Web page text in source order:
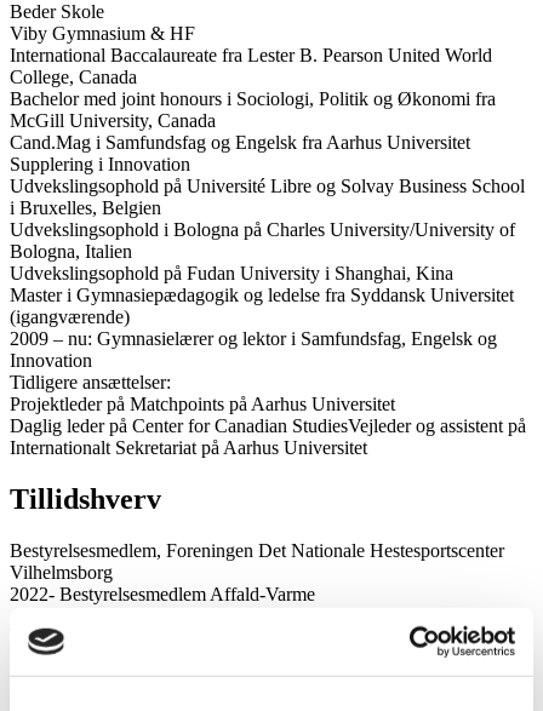
Beder Skole
Viby Gymnasium & HF
International Baccalaureate fra Lester B. Pearson United World
College, Canada
Bachelor med joint honours i Sociologi, Politik og Økonomi fra
McGill University, Canada
Cand.Mag i Samfundsfag og Engelsk fra Aarhus Universitet
Supplering i Innovation
Udvekslingsophold på Université Libre og Solvay Business School
i Bruxelles, Belgien
Udvekslingsophold i Bologna på Charles University/University of
Bologna, Italien
Udvekslingsophold på Fudan University i Shanghai, Kina
Master i Gymnasiepædagogik og ledelse fra Syddansk Universitet
(igangværende)
2009 – nu: Gymnasielærer og lektor i Samfundsfag, Engelsk og
Innovation
Tidligere ansættelser:
Projektleder på Matchpoints på Aarhus Universitet
Daglig leder på Center for Canadian StudiesVejleder og assistent på
Internationalt Sekretariat på Aarhus Universitet
Tillidshverv
Bestyrelsesmedlem, Foreningen Det Nationale Hestesportscenter
Vilhelmsborg
2022- Bestyrelsesmedlem Affald-Varme
Tidligere:
Forkvinde for Aarhus Krisecenter
Næstforkvinde for Aarhus Forældreorganisation